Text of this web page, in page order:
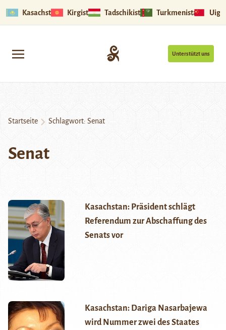
Kasachstan Kirgistan Tadschikistan Turkmenistan
Unterstützt uns
Startseite Schlagwort: Senat
Senat
Kasachstan: Präsident schlägt
Referendum zur Abschaffung des
Senats vor
Kasachstan: Dariga Nasarbajewa
wird Nummer zwei des Staates